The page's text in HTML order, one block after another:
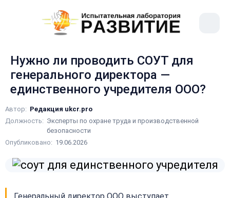
Нужно ли проводить СОУТ для
генерального директора —
единственного учредителя ООО?
Автор: Редакция ukcr.pro
Должность: Эксперты по охране труда и производственной
безопасности
Опубликовано: 19.06.2026